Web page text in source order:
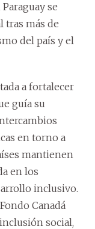
se
tras más de
del país y el
a fortalecer
guía su
en torno a
mantienen
en los
inclusivo.
Canadá
social,